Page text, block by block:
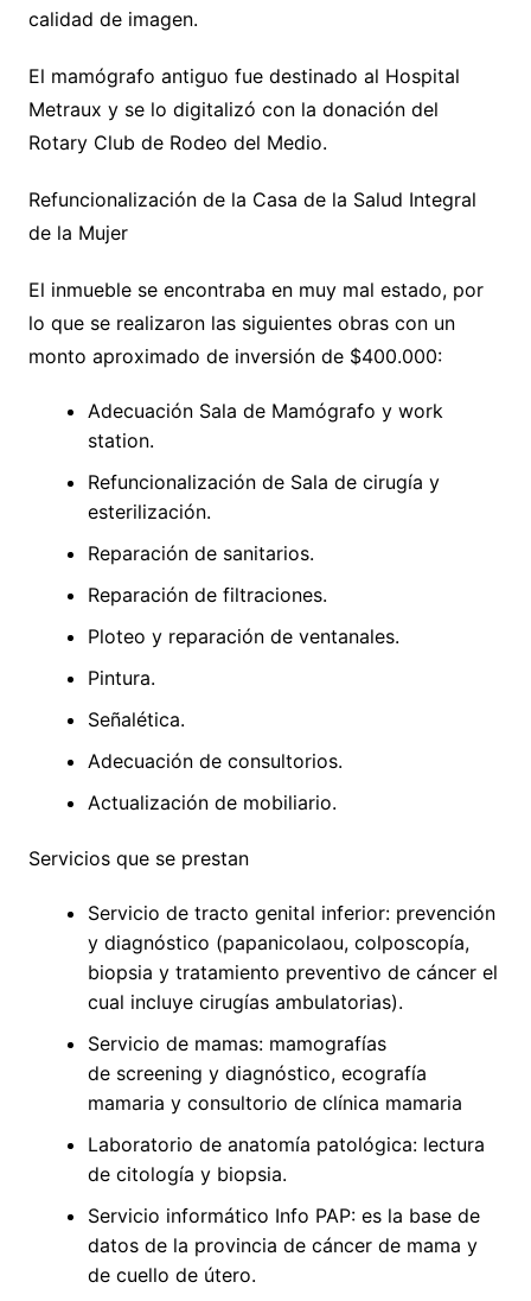
calidad de imagen.
El mamógrafo antiguo fue destinado al Hospital
Metraux y se lo digitalizó con la donación del
Rotary Club de Rodeo del Medio.
Refuncionalización de la Casa de la Salud Integral
de la Mujer
El inmueble se encontraba en muy mal estado, por
lo que se realizaron las siguientes obras con un
monto aproximado de inversión de $400.000:
Adecuación Sala de Mamógrafo y work
station.
Refuncionalización de Sala de cirugía y
esterilización.
Reparación de sanitarios.
Reparación de filtraciones.
Ploteo y reparación de ventanales.
Pintura.
Señalética.
Adecuación de consultorios.
Actualización de mobiliario.
Servicios que se prestan
Servicio de tracto genital inferior: prevención
y diagnóstico (papanicolaou, colposcopía,
biopsia y tratamiento preventivo de cáncer el
cual incluye cirugías ambulatorias).
Servicio de mamas: mamografías
de screening y diagnóstico, ecografía
mamaria y consultorio de clínica mamaria
Laboratorio de anatomía patológica: lectura
de citología y biopsia.
Servicio informático Info PAP: es la base de
datos de la provincia de cáncer de mama y
de cuello de útero.